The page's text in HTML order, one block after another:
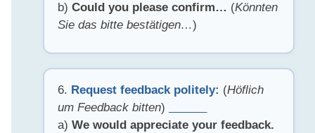
b)Could you please confirm… (Könnten
Sie das bitte bestätigen…)
6. Request feedback politely: (Höflich
um Feedback bitten)
a)We would appreciate your feedback.